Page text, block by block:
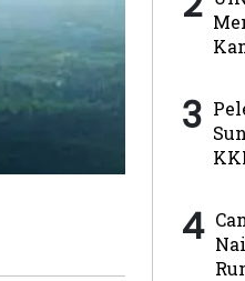
3
4